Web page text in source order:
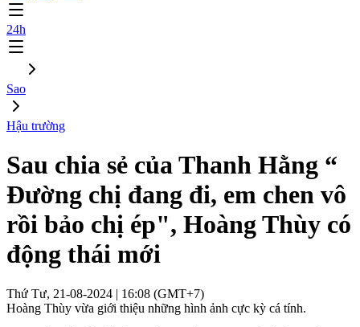
24h
Sao
Hậu trường
Sau chia sẻ của Thanh Hằng “
Đường chị đang đi, em chen vô
rồi bảo chị ép", Hoàng Thùy có
động thái mới
Thứ Tư, 21-08-2024 | 16:08 (GMT+7)
Hoàng Thùy vừa giới thiệu những hình ảnh cực kỳ cá tính.